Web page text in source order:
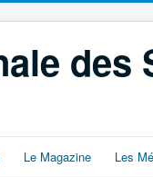
des
Le Magazine Les